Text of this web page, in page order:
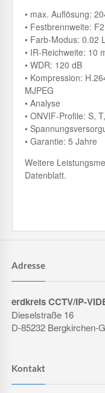
• max. Auflösung:
• Festbrennweite:
• Farb-Modus: 0.02
• IR-Reichweite: 10
• WDR: 120 dB
• Kompression:
MJPEG
• Analyse
• ONVIF-Profile: S,
•
• Garantie: 5 Jahre
Weitere
Datenblatt.
Adresse
erdkreis CCTV/IP-
Dieselstraße 16
D-85232 Bergkirchen-
Kontakt